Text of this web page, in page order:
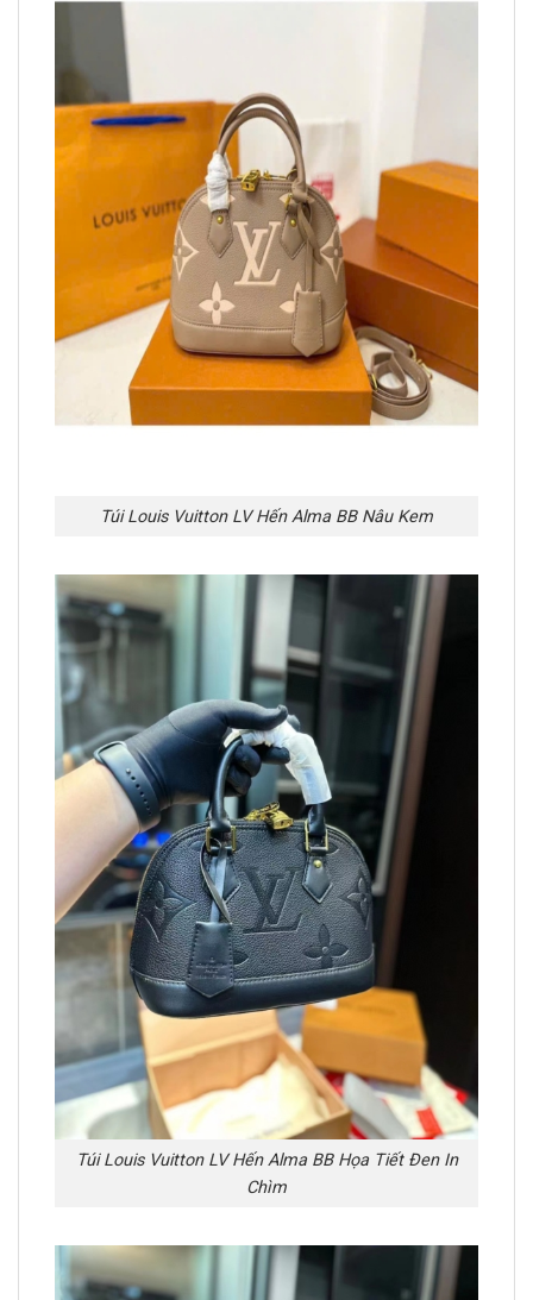
Túi Louis Vuitton LV Hến Alma BB Nâu Kem
Túi Louis Vuitton LV Hến Alma BB Họa Tiết Đen In
Chìm